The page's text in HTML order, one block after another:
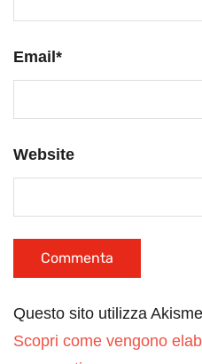
Email*
Website
Questo sito utilizza
Scopri come vengono